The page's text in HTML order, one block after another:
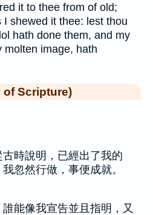
it to thee from of old;
I shewed it thee: lest thou
hath done them, and my
molten image, hath
of Scripture)
時說明，已經出了我的
忽然行做，事便成就。
能像我宣告並且指明，又